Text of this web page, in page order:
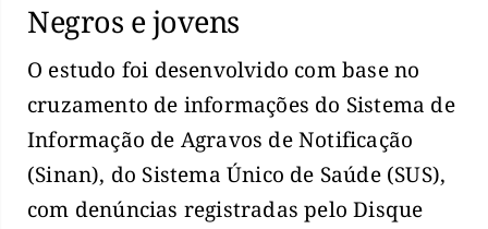
Negros e jovens
O estudo foi desenvolvido com base no
cruzamento de informações do Sistema de
Informação de Agravos de Notificação
(Sinan), do Sistema Único de Saúde (SUS),
com denúncias registradas pelo Disque